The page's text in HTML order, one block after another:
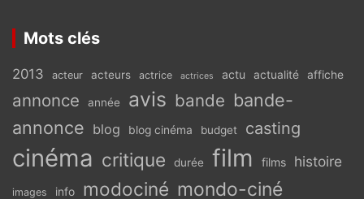
Mots clés
2013 acteur acteurs actrice actrices actu actualité affiche
annonce année avis bande bande-
annonce blog blog cinéma budget casting
cinéma critique durée film films histoire
images info modociné mondo-ciné